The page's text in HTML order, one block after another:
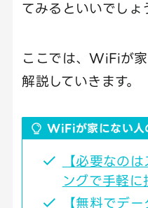
てみるといいでしょ
ここでは、WiFiが
解説していきます。
WiFiが家にない人
【必要なの
ングで手軽に
【無料でデ